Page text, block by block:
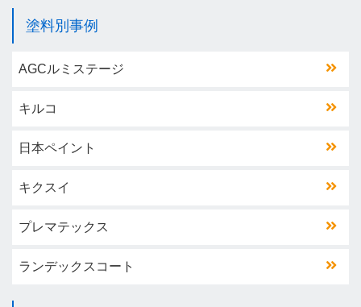
塗料別事例
AGCルミステージ
キルコ
日本ペイント
キクスイ
プレマテックス
ランデックスコート